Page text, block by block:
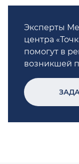
Эксперты
центра
помогут в
возникшей